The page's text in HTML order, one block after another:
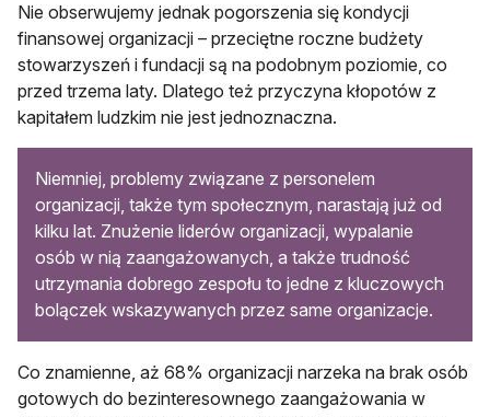
Nie obserwujemy jednak pogorszenia się kondycji
finansowej organizacji – przeciętne roczne budżety
stowarzyszeń i fundacji są na podobnym poziomie, co
przed trzema laty. Dlatego też przyczyna kłopotów z
kapitałem ludzkim nie jest jednoznaczna.
Niemniej, problemy związane z personelem
organizacji, także tym społecznym, narastają już od
kilku lat. Znużenie liderów organizacji, wypalanie
osób w nią zaangażowanych, a także trudność
utrzymania dobrego zespołu to jedne z kluczowych
bolączek wskazywanych przez same organizacje.
Co znamienne, aż 68% organizacji narzeka na brak osób
gotowych do bezinteresownego zaangażowania w